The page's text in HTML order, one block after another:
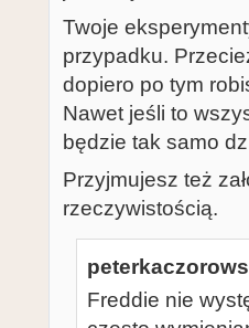
Twoje
przypadku.
dopiero po tym
Nawet jeśli to
będzie tak samo
Przyjmujesz też
rzeczywistością.
Freddie nie